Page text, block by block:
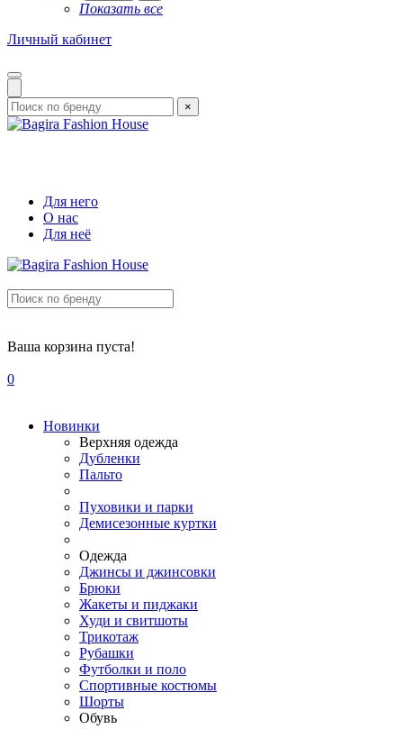
Показать все
Личный кабинет
×
Для него
О нас
Для неё
Ваша корзина пуста!
0
Новинки
Верхняя одежда
Дубленки
Пальто
Пуховики и парки
Демисезонные куртки
Одежда
Джинсы и джинсовки
Брюки
Жакеты и пиджаки
Худи и свитшоты
Трикотаж
Рубашки
Футболки и поло
Спортивные костюмы
Шорты
Обувь